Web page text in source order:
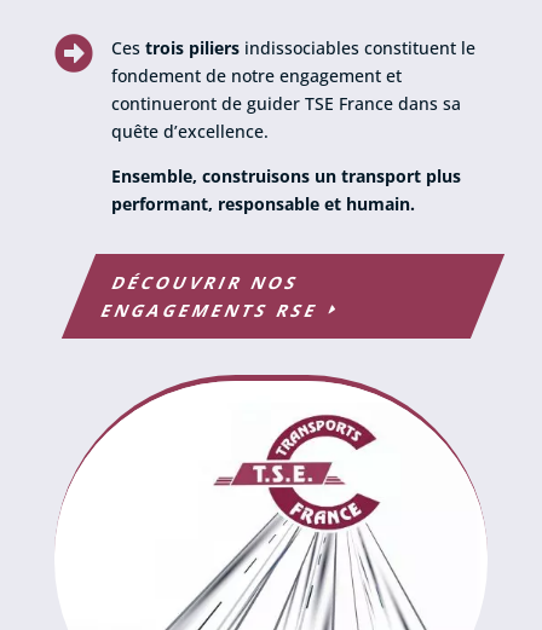
 Ces trois piliersindissociables constituent le
fondement de notre engagement et
continueront de guider TSE France dans sa
quête d’excellence.
Ensemble, construisons un transport plus
performant, responsable et humain.
DÉCOUVRIR NOS
ENGAGEMENTS RSE